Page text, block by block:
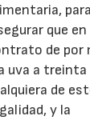
que
de por
uva a treinta
de
y la